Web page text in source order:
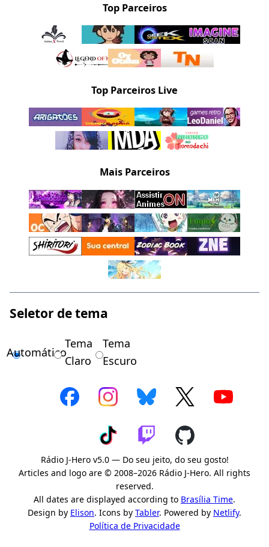
Top Parceiros
Top Parceiros Live
Mais Parceiros
Seletor de tema
Automático
Tema
Claro
Tema
Escuro
Rádio J-Hero v5.0 — Do seu jeito, do seu gosto!
Articles and logo are © 2008–2026 Rádio J-Hero. All rights
reserved.
All dates are displayed according to Brasília Time.
Design by Elison. Icons by Tabler. Powered by Netlify.
Política de Privacidade